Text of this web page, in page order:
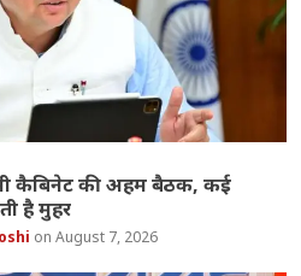
कैबिनेट की अहम बैठक, कई
है मुहर
August 7, 2026